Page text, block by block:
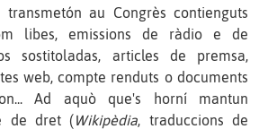
transmetón au Congrès contienguts
libes, emissions de ràdio e de
sostitoladas, articles de premsa,
web, compte renduts o documents
Ad aquò que's horní mantun
de dret (Wikipèdia , traduccions de